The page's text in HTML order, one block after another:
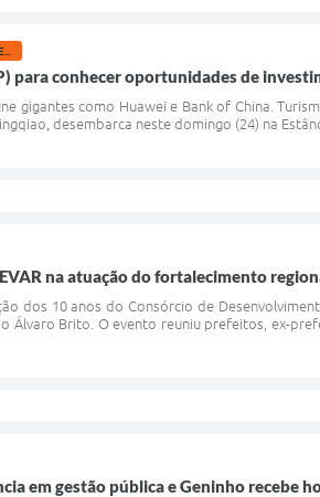
para conhecer oportunidades de
gigantes como Huawei e Bank of China.
desembarca neste domingo (24) na
na atuação do fortalecimento
dos 10 anos do Consórcio de
Álvaro Brito. O evento reuniu prefeitos, ex-
em gestão pública e Geninho recebe